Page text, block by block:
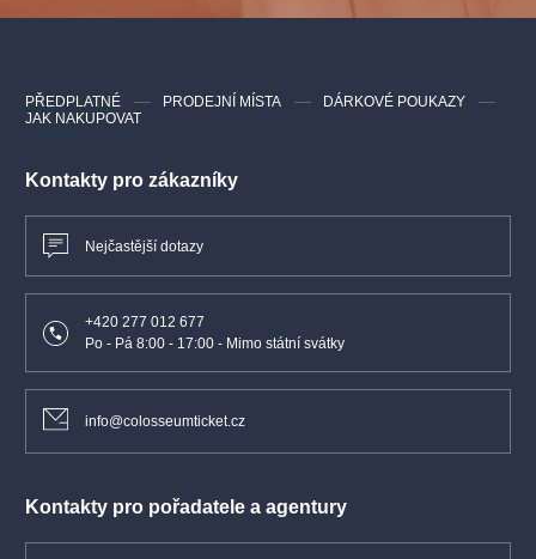
Kontakty pro zákazníky
Nejčastější dotazy
+420 277 012 677
Po - Pá 8:00 - 17:00 - Mimo státní svátky
info@colosseumticket.cz
Kontakty pro pořadatele a agentury
PŘEDPLATNÉ PRODEJNÍ MÍSTA
DÁRKOVÉ POUKAZY
JAK NAKUPOVAT